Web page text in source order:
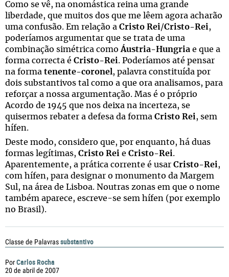
PorCarlos Rocha
20 de abril de 2007
Como se vê, na onomástica reina uma grande
liberdade, que muitos dos que me lêem agora acharão
uma confusão. Em relação a Cristo Rei/Cristo-Rei,
poderíamos argumentar que se trata de uma
combinação simétrica como Áustria-Hungria e que a
forma correcta é Cristo-Rei. Poderíamos até pensar
na forma tenente-coronel , palavra constituída por
dois substantivos tal como a que ora analisamos, para
reforçar a nossa argumentação. Mas é o próprio
Acordo de 1945 que nos deixa na incerteza, se
quisermos rebater a defesa da forma Cristo Rei, sem
hífen.
Deste modo, considero que, por enquanto, há duas
formas legítimas, Cristo Rei e Cristo-Rei.
Aparentemente, a prática corrente é usar Cristo-Rei,
com hífen, para designar o monumento da Margem
Sul, na área de Lisboa. Noutras zonas em que o nome
também aparece, escreve-se sem hífen (por exemplo
no Brasil).
Classe de Palavrassubstantivo